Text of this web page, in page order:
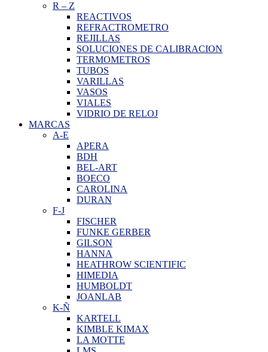
R – Z
REACTIVOS
REFRACTROMETRO
REJILLAS
SOLUCIONES DE CALIBRACION
TERMOMETROS
TUBOS
VARILLAS
VASOS
VIALES
VIDRIO DE RELOJ
MARCAS
A-E
APERA
BDH
BEL-ART
BOECO
CAROLINA
DURAN
F-J
FISCHER
FUNKE GERBER
GILSON
HANNA
HEATHROW SCIENTIFIC
HIMEDIA
HUMBOLDT
JOANLAB
K-Ñ
KARTELL
KIMBLE KIMAX
LA MOTTE